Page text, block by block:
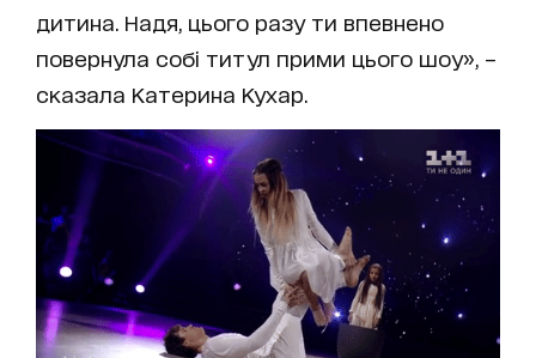
дитина. Надя, цього разу ти впевнено
повернула собі титул прими цього шоу», –
сказала Катерина Кухар.